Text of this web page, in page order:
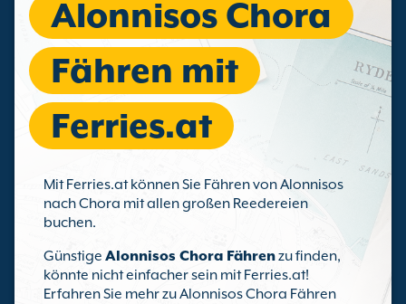
Alonnisos Chora
Fähren mit
Ferries.at
Mit Ferries.at können Sie Fähren von Alonnisos
nach Chora mit allen großen Reedereien
buchen.
Günstige Alonnisos Chora Fährenzu finden,
könnte nicht einfacher sein mit Ferries.at!
Erfahren Sie mehr zu Alonnisos Chora Fähren